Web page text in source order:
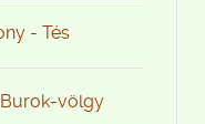
- Tés
Burok-völgy